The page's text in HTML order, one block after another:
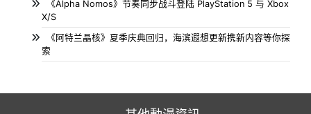
遥远的边缘，也暗藏着不为人知的真相——尽在这款动作解谜
类银河恶魔城游戏之中。
中南卡通打造 “IP + 科技 + 文旅” 融合标杆，开创国漫实体化
可持续发展全新产业模式
《Alpha Nomos》节奏同步战斗登陆 PlayStation 5 与 Xbox